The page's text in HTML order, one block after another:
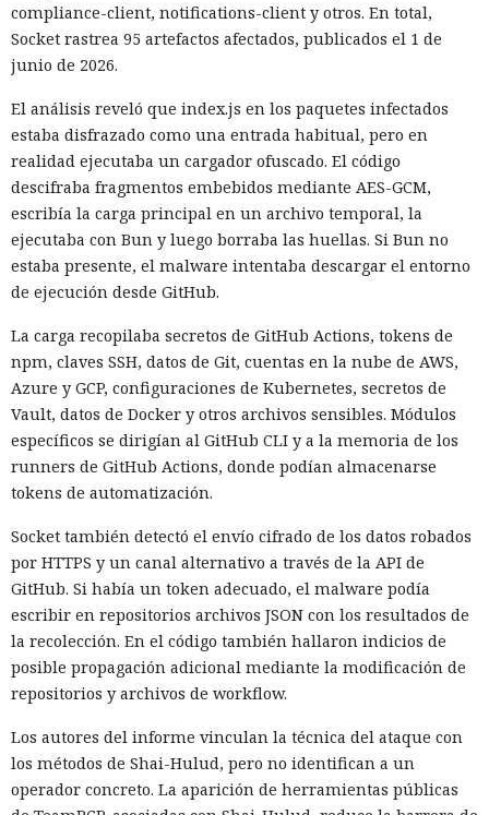
compliance-client, notifications-client y otros. En total,
Socket rastrea 95 artefactos afectados, publicados el 1 de
junio de 2026.
El análisis reveló que index.js en los paquetes infectados
estaba disfrazado como una entrada habitual, pero en
realidad ejecutaba un cargador ofuscado. El código
descifraba fragmentos embebidos mediante AES-GCM,
escribía la carga principal en un archivo temporal, la
ejecutaba con Bun y luego borraba las huellas. Si Bun no
estaba presente, el malware intentaba descargar el entorno
de ejecución desde GitHub.
La carga recopilaba secretos de GitHub Actions, tokens de
npm, claves SSH, datos de Git, cuentas en la nube de AWS,
Azure y GCP, configuraciones de Kubernetes, secretos de
Vault, datos de Docker y otros archivos sensibles. Módulos
específicos se dirigían al GitHub CLI y a la memoria de los
runners de GitHub Actions, donde podían almacenarse
tokens de automatización.
Socket también detectó el envío cifrado de los datos robados
por HTTPS y un canal alternativo a través de la API de
GitHub. Si había un token adecuado, el malware podía
escribir en repositorios archivos JSON con los resultados de
la recolección. En el código también hallaron indicios de
posible propagación adicional mediante la modificación de
repositorios y archivos de workflow.
Los autores del informe vinculan la técnica del ataque con
los métodos de Shai-Hulud, pero no identifican a un
operador concreto. La aparición de herramientas públicas